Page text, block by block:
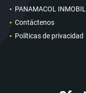
PANAMACOL
Contáctenos
Políticas de privacidad